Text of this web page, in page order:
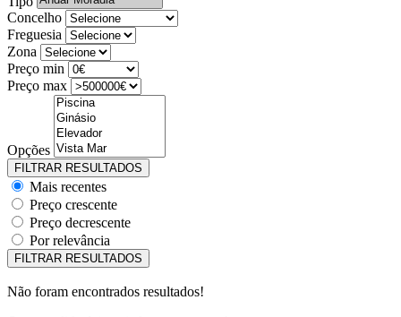
Concelho
Freguesia
Zona
Preço min
Preço max
Opções
Mais recentes
Preço crescente
Preço decrescente
Por relevância
Não foram encontrados resultados!